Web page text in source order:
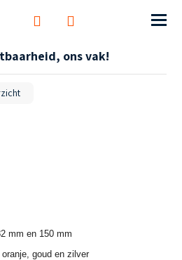
ons vak!
mm en 150 mm
goud en zilver